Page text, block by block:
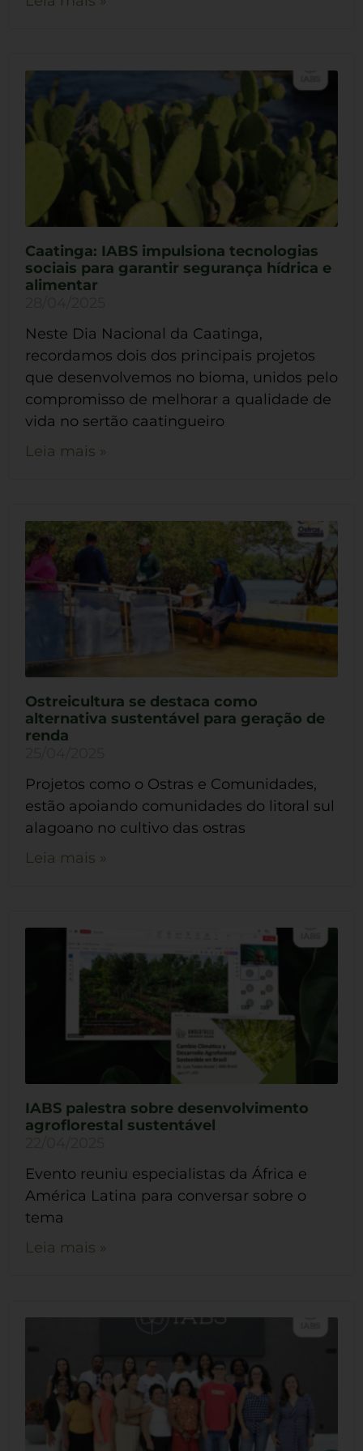
Caatinga: IABS impulsiona tecnologias
sociais para garantir segurança hídrica e
alimentar
Neste Dia Nacional da Caatinga,
recordamos dois dos principais projetos
que desenvolvemos no bioma, unidos pelo
compromisso de melhorar a qualidade de
vida no sertão caatingueiro
Leia mais »
Ostreicultura se destaca como
alternativa sustentável para geração de
renda
Projetos como o Ostras e Comunidades,
estão apoiando comunidades do litoral sul
alagoano no cultivo das ostras
Leia mais »
IABS palestra sobre desenvolvimento
agroflorestal sustentável
Evento reuniu especialistas da África e
América Latina para conversar sobre o
tema
Leia mais »